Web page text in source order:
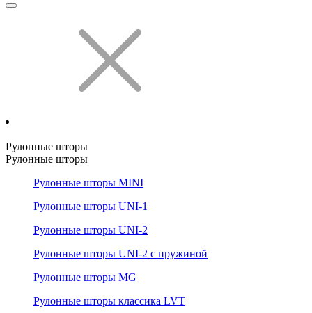
Рулонные шторы
Рулонные шторы
Рулонные шторы MINI
Рулонные шторы UNI-1
Рулонные шторы UNI-2
Рулонные шторы UNI-2 с пружиной
Рулонные шторы MG
Рулонные шторы классика LVT